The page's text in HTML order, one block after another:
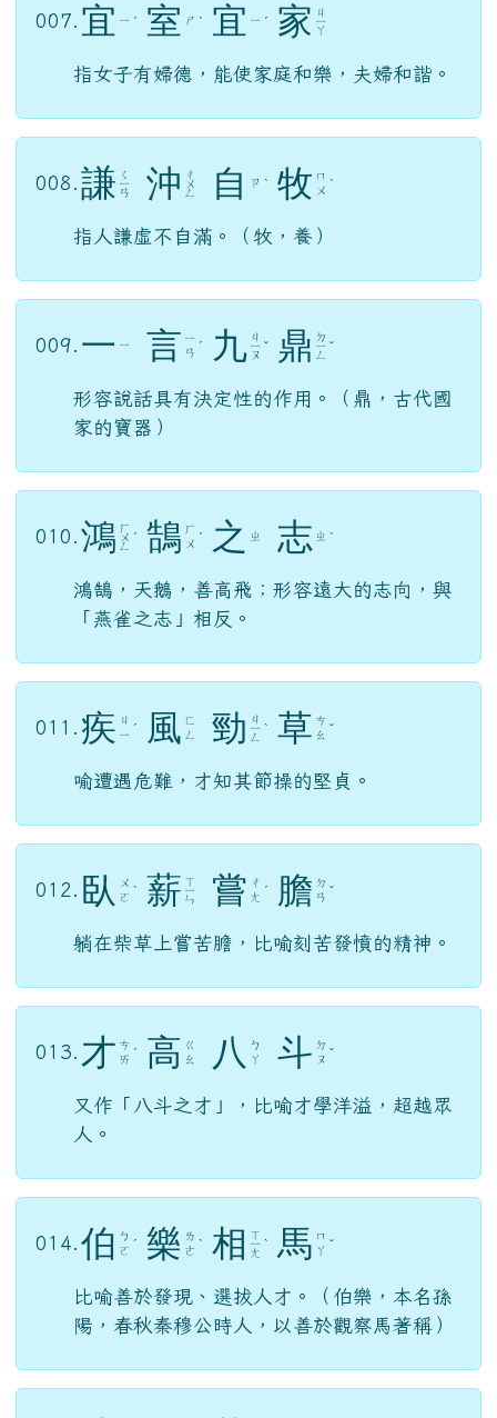
007. 宜 ㄧ ˊ 室 ㄕ ˋ 宜 ㄧ ˊ 家 ㄐ
ㄧ
ㄚ
指女子有婦德，能使家庭和樂，夫婦和諧。
008. 謙 ㄑ
ㄧ
ㄢ 沖 ㄔ
ㄨ
ㄥ 自 ㄗ ˋ 牧 ㄇ
ㄨ ˋ
指人謙虛不自滿。（牧，養）
009. 一 ㄧ 言 ㄧ
ㄢ ˊ 九 ㄐ
ㄧ
ㄡ
ˇ 鼎 ㄉ
ㄧ
ㄥ
ˇ
形容說話具有決定性的作用。（鼎，古代國
家的寶器）
010. 鴻 ㄏ
ㄨ
ㄥ
ˊ 鵠 ㄏ
ㄨ ˊ 之 ㄓ 志 ㄓ ˋ
鴻鵠，天鵝，善高飛；形容遠大的志向，與
「燕雀之志」相反。
011. 疾 ㄐ
ㄧ ˊ 風 ㄈ
ㄥ
勁 ㄐ
ㄧ
ㄥ
ˋ 草 ㄘ
ㄠ ˇ
喻遭遇危難，才知其節操的堅貞。
012. 臥
ㄨ
ㄛ ˋ 薪 ㄒ
ㄧ
ㄣ 嘗 ㄔ
ㄤ ˊ 膽 ㄉ
ㄢ ˇ
躺在柴草上嘗苦膽，比喻刻苦發憤的精神。
013. 才 ㄘ
ㄞ ˊ 高 ㄍ
ㄠ
八
ㄅ
ㄚ
斗 ㄉ
ㄡ ˇ
又作「八斗之才」，比喻才學洋溢，超越眾
人。
014. 伯 ㄅ
ㄛ ˊ 樂 ㄌ
ㄜ ˋ 相 ㄒ
ㄧ
ㄤ
ˋ 馬 ㄇ
ㄚ ˇ
比喻善於發現、選拔人才。（伯樂，本名孫
陽，春秋秦穆公時人，以善於觀察馬著稱）